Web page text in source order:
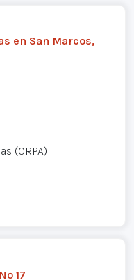
en San Marcos,
(ORPA)
17